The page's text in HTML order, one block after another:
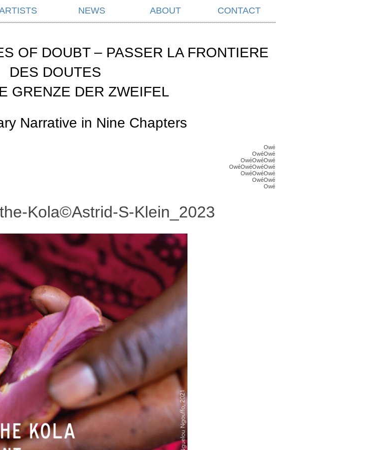
NEWS ABOUT CONTACT
OF DOUBT – PASSER LA FRONTIERE
DES DOUTES
GRENZE DER ZWEIFEL
Narrative in Nine Chapters
Owé
OwéOwé
OwéOwéOwé
OwéOwéOwéOwé
OwéOwéOwé
OwéOwé
Owé
Kola©Astrid-S-Klein_2023